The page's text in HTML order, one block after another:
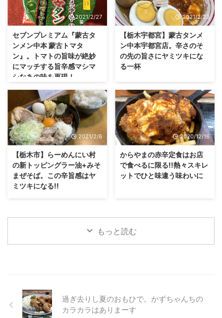
2021/2/27
セブンプレミアム『蒙古タ
ンメン中本 蒙古トマタ
ン』。トマトの旨味が絶妙
にマッチする旨辛感マシマ
シなあの味を再現！
2021/2/23
【栃木宇都宮】蒙古タンメ
ン中本宇都宮店。辛さのそ
の先の旨さにヤミツキにな
る一杯
2021/2/6
【栃木市】らーめんにい村
の新トッピングラー油+みそ
まぜそば。この辛旨感はヤ
ミツキになる!!
2020/12/16
からやまの赤辛定食はお店
で食べるに限る!!熱々スキレ
ットでひと味違う味わいに
もっと読む
過ぎ去りし夏のおもひで。かずちゃんちの
カラカラはありまーす